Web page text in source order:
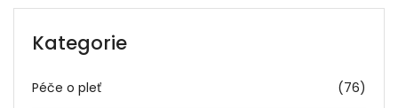
Kategorie
Péče o pleť (76)